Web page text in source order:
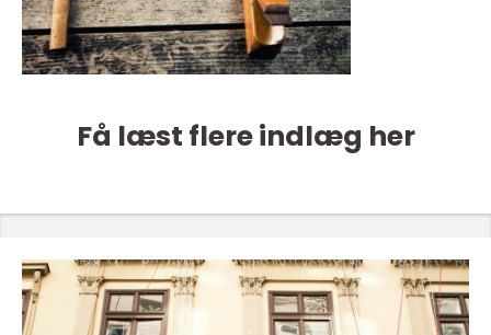
Få læst flere indlæg her